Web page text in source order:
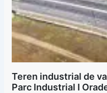
Teren industrial de
Parc Industrial I